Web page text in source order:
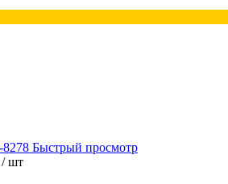
Быстрый просмотр
/ шт